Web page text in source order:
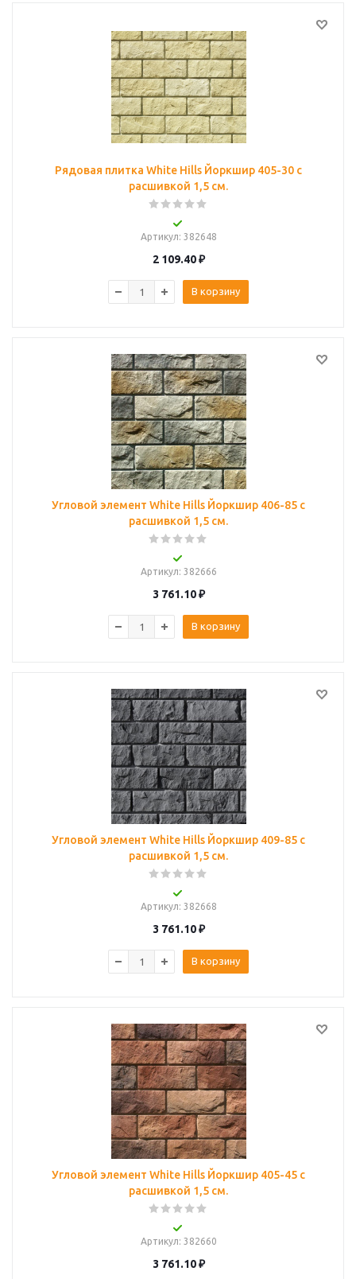
Рядовая плитка White Hills Йоркшир 405-30 с
расшивкой 1,5 см.
Артикул: 382648
2 109.40₽
В корзину
Угловой элемент White Hills Йоркшир 406-85 с
расшивкой 1,5 см.
Артикул: 382666
3 761.10₽
В корзину
Угловой элемент White Hills Йоркшир 409-85 с
расшивкой 1,5 см.
Артикул: 382668
3 761.10₽
В корзину
Угловой элемент White Hills Йоркшир 405-45 с
расшивкой 1,5 см.
Артикул: 382660
3 761.10₽